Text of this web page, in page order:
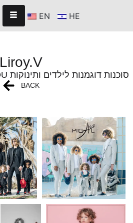
EN HE
Liroy.V
KIDS & BABY - T4YOU סוכנות דוגמנות לילדים ותינוקות
BACK